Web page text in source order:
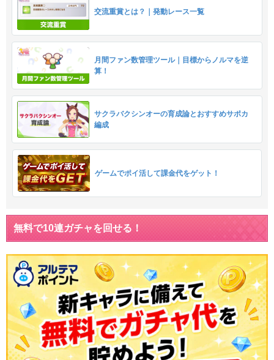
交流重賞とは？｜発動レース一覧
月間ファン数管理ツール｜目標からノルマを逆
算！
サクラバクシンオーの育成論とおすすめサポカ
編成
ゲームでポイ活して課金代をゲット！
無料で10連ガチャを回せる！